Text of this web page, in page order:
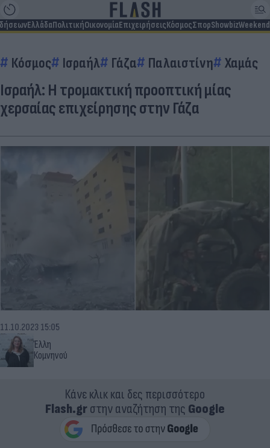
ΕλλάδαΠολιτικήΟικονομίαΕπιχειρήσειςΚόσμοςΣπορShowbizWeekend
Κόσμος Ισραήλ Γάζα Παλαιστίνη Χαμάς
Ισραήλ: Η τρομακτική προοπτική μίας
χερσαίας επιχείρησης στην Γάζα
Έλλη
Κομνηνού
11.10.2023 15:05
Κάνε κλικ και δες περισσότερο
Flash.grστην αναζήτηση της Google